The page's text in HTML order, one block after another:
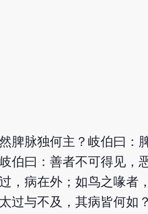
脾脉独何主？岐伯曰：
伯曰：善者不可得见，
，病在外；如鸟之喙者
过与不及，其病皆何如